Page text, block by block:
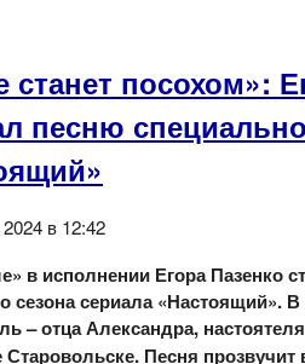
станет посохом»:
песню
в 12:42
в исполнении Егора Пазенко
сезона сериала «Настоящий». В
– отца Александра,
Песня прозвучит